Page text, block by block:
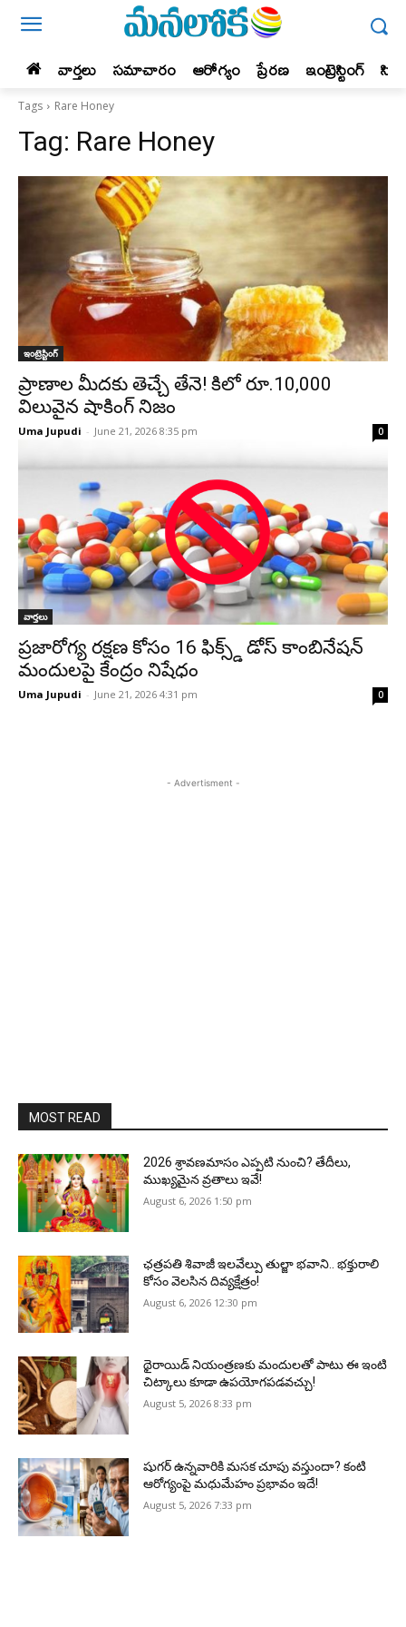
వార్తలు సమాచారం ఆరోగ్యం ప్రేర‌ణ‌ ఇంట్రెస్టింగ్‌
Tags Rare Honey
Tag: Rare Honey
ఇంట్రెస్టింగ్‌
ప్రాణాల మీదకు తెచ్చే తేనె! కిలో రూ.10,000
విలువైన షాకింగ్ నిజం
Uma Jupudi - June 21, 2026 8:35 pm 0
వార్తలు
ప్రజారోగ్య రక్షణ కోసం 16 ఫిక్స్డ్ డోస్ కాంబినేషన్
మందులపై కేంద్రం నిషేధం
Uma Jupudi - June 21, 2026 4:31 pm 0
- Advertisment -
MOST READ
2026 శ్రావణమాసం ఎప్పటి నుంచి? తేదీలు,
ముఖ్యమైన వ్రతాలు ఇవే!
August 6, 2026 1:50 pm
ఛత్రపతి శివాజీ ఇలవేల్పు తుల్జా భవాని.. భక్తురాలి
కోసం వెలసిన దివ్యక్షేత్రం!
August 6, 2026 12:30 pm
థైరాయిడ్ నియంత్రణకు మందులతో పాటు ఈ ఇంటి
చిట్కాలు కూడా ఉపయోగపడవచ్చు!
August 5, 2026 8:33 pm
షుగర్ ఉన్నవారికి మసక చూపు వస్తుందా? కంటి
ఆరోగ్యంపై మధుమేహం ప్రభావం ఇదే!
August 5, 2026 7:33 pm